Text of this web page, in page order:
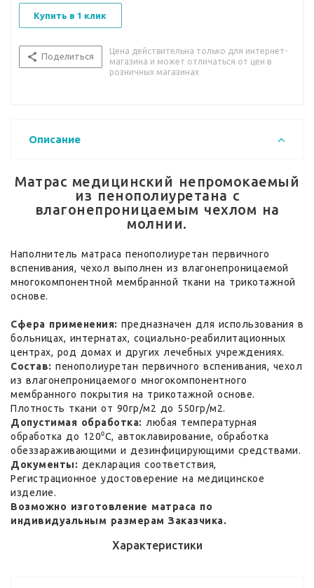
Купить в 1 клик
Поделиться
Цена действительна только для интернет-
магазина и может отличаться от цен в
розничных магазинах
Описание
Матрас медицинский непромокаемый
из пенополиуретана с
влагонепроницаемым чехлом на
молнии.
Наполнитель матраса пенополиуретан первичного
вспенивания, чехол выполнен из влагонепроницаемой
многокомпонентной мембранной ткани на трикотажной
основе.
Сфера применения: предназначен для использования в
больницах, интернатах, социально-реабилитационных
центрах, род домах и других лечебных учреждениях.
Состав: пенополиуретан первичного вспенивания, чехол
из влагонепроницаемого многокомпонентного
мембранного покрытия на трикотажной основе.
Плотность ткани от 90гр/м2 до 550гр/м2.
Допустимая обработка: любая температурная
обработка до 120⁰С, автоклавирование, обработка
обеззараживающими и дезинфицирующими средствами.
Документы: декларация соответствия,
Регистрационное удостоверение на медицинское
изделие.
Возможно изготовление матраса по
индивидуальным размерам Заказчика.
Характеристики